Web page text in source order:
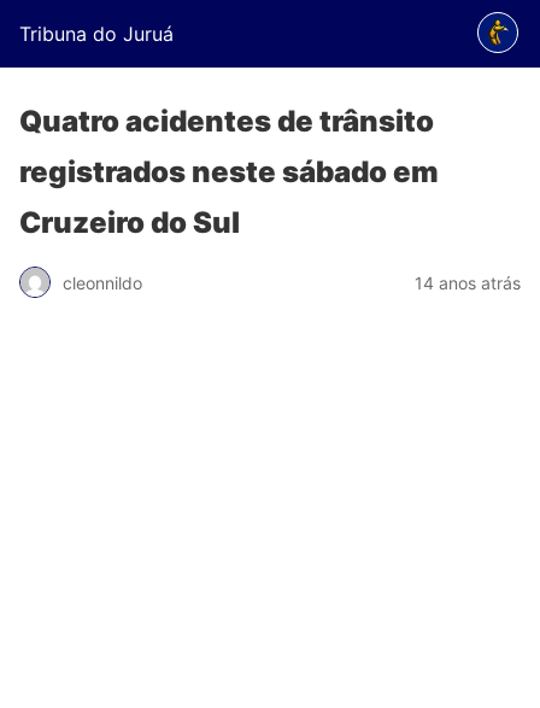
Tribuna do Juruá
Quatro acidentes de trânsito
registrados neste sábado em
Cruzeiro do Sul
cleonnildo 14 anos atrás